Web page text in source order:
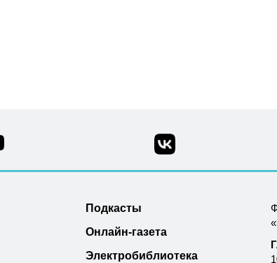
Подкасты
Онлайн-газета
Электробиблиотека